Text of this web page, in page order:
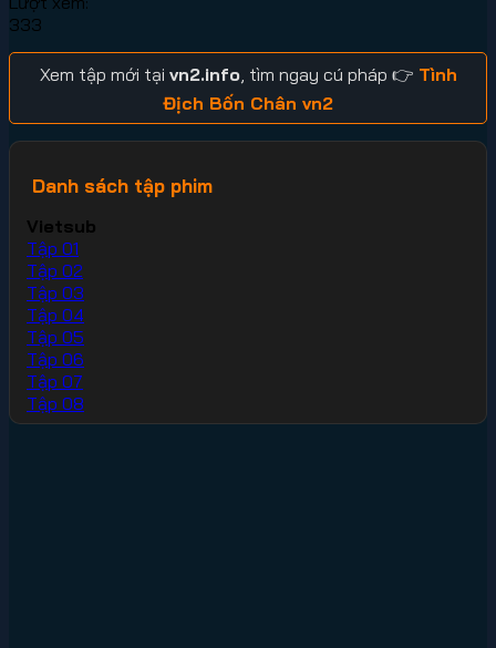
333
Xem tập mới tại vn2.info, tìm ngay cú pháp 👉 Tình
Địch Bốn Chân vn2
Danh sách tập phim
Vietsub
Tập 01
Tập 02
Tập 03
Tập 04
Tập 05
Tập 06
Tập 07
Tập 08